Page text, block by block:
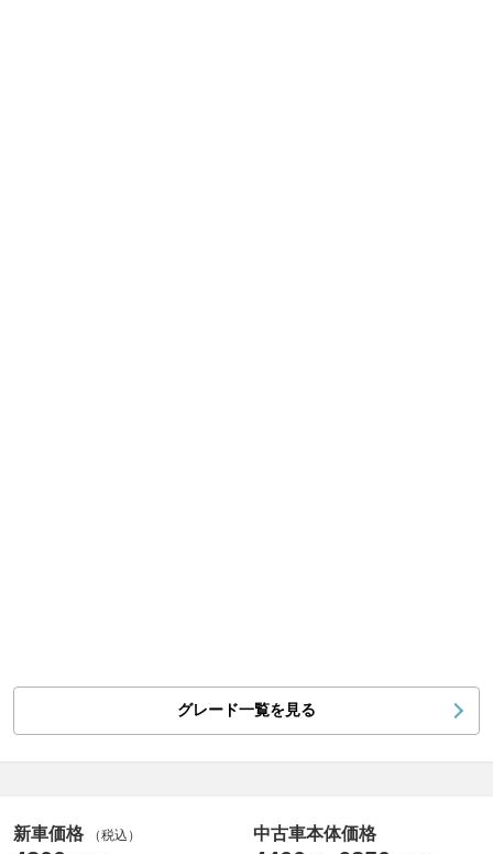
グレード一覧を見る
新車価格 （税込） 中古車本体価格